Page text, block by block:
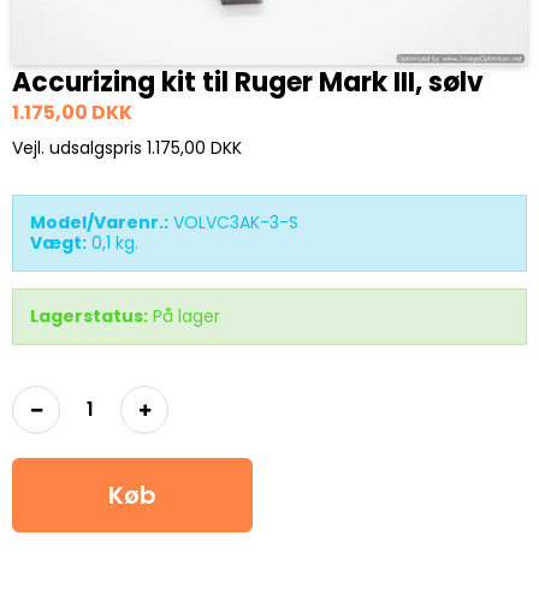
Accurizing kit til Ruger Mark III, sølv
1.175,00 DKK
Vejl. udsalgspris 1.175,00 DKK
Model/Varenr.: VOLVC3AK-3-S
Vægt: 0,1 kg.
Lagerstatus: På lager
Køb